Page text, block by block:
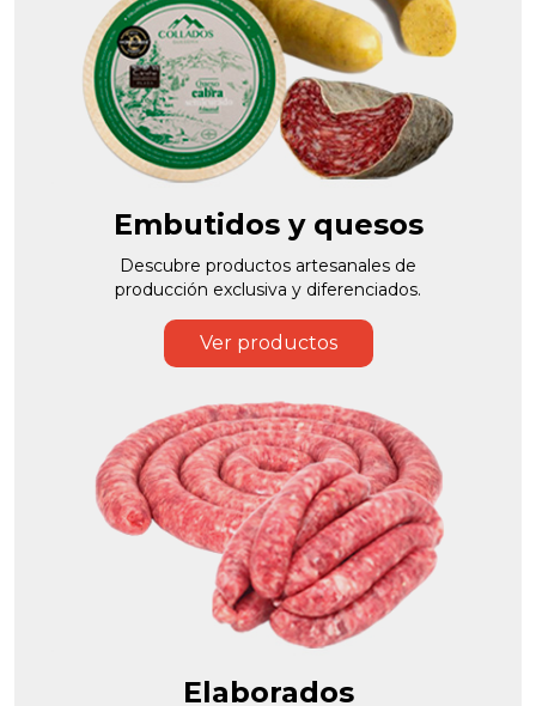
Embutidos y quesos
Descubre productos artesanales de
producción exclusiva y diferenciados.
Ver productos
Elaborados